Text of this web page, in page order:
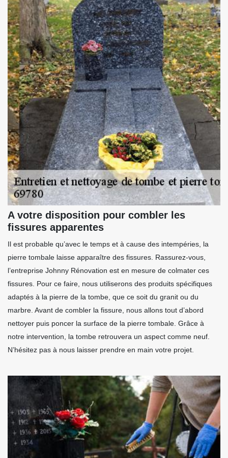
A votre disposition pour combler les
fissures apparentes
Il est probable qu’avec le temps et à cause des intempéries, la
pierre tombale laisse apparaître des fissures. Rassurez-vous,
l’entreprise Johnny Rénovation est en mesure de colmater ces
fissures. Pour ce faire, nous utiliserons des produits spécifiques
adaptés à la pierre de la tombe, que ce soit du granit ou du
marbre. Avant de combler la fissure, nous allons tout d’abord
nettoyer puis poncer la surface de la pierre tombale. Grâce à
notre intervention, la tombe retrouvera un aspect comme neuf.
N’hésitez pas à nous laisser prendre en main votre projet.